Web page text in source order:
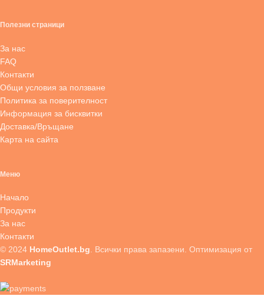
Полезни страници
За нас
FAQ
Контакти
Общи условия за ползване
Политика за поверителност
Информация за бисквитки
Доставка/Връщане
Карта на сайта
Меню
Начало
Продукти
За нас
Контакти
© 2024 HomeOutlet.bg. Всички права запазени. Оптимизация от
SRMarketing